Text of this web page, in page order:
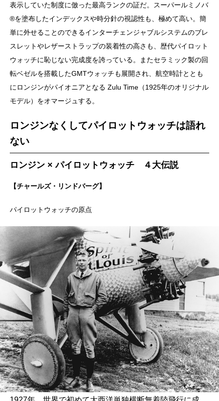
表示していた制度に倣った最高ランクの証だ。スーパールミノバ
®︎を塗布したインデックスや時分針の視認性も、極めて高い。簡
単に外せることのできるインターチェンジャブルシステムのブレ
スレットやレザーストラップの装着性の高さも、歴代パイロット
ウォッチに恥じない完成度を誇っている。またセラミック製の回
転ベゼルを搭載したGMTウォッチも展開され、航空時計ととも
にロンジンがパイオニアとなる Zulu Time（1925年のオリジナル
モデル）をオマージュする。
ロンジンなくしてパイロットウォッチは語れ
ない
ロンジン × パイロットウォッチ ４大伝説
【チャールズ・リンドバーグ】
パイロットウォッチの原点